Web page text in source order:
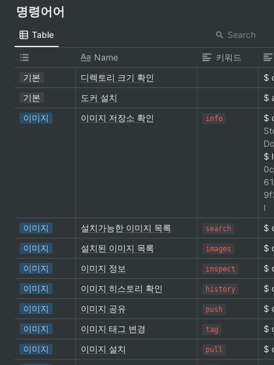
명령어어
Table Search
Name
키워드
기본
디렉토리 크기 확인
$
기본
도커 설치
$
이미지
이미지 저장소 확인 info
$
l
이미지
설치가능한 이미지 목록 search
$
이미지
설치된 이미지 목록 images
$
이미지
이미지 정보 inspect
$
이미지
이미지 히스토리 확인 history
$
이미지
이미지 공유 push
$
이미지
이미지 태그 변경 tag
$
이미지
이미지 설치 pull
$